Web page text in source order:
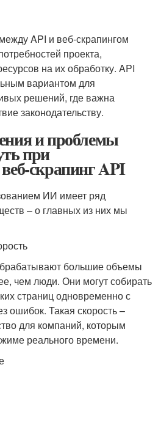
API и⁤ веб-скрапингом⁢
проекта,
на​ их обработку. API
вариантом для
решений,​ где ⁢важна
законодательству.
и проблемы
при
скрапинг API
ИИ имеет ряд
– о главных из них мы
большие объемы
чем люди. Они могут собирать
страниц одновременно с
ошибок. Такая скорость –
для компаний, которым
реального времени.